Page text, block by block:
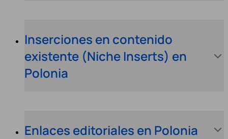
Inserciones en contenido
existente (Niche Inserts) en
Polonia
Enlaces editoriales en Polonia